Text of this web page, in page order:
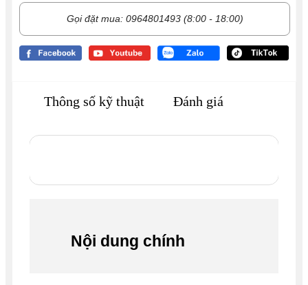
Gọi đặt mua: 0964801493 (8:00 - 18:00)
Thông số kỹ thuật Đánh giá
Nội dung chính